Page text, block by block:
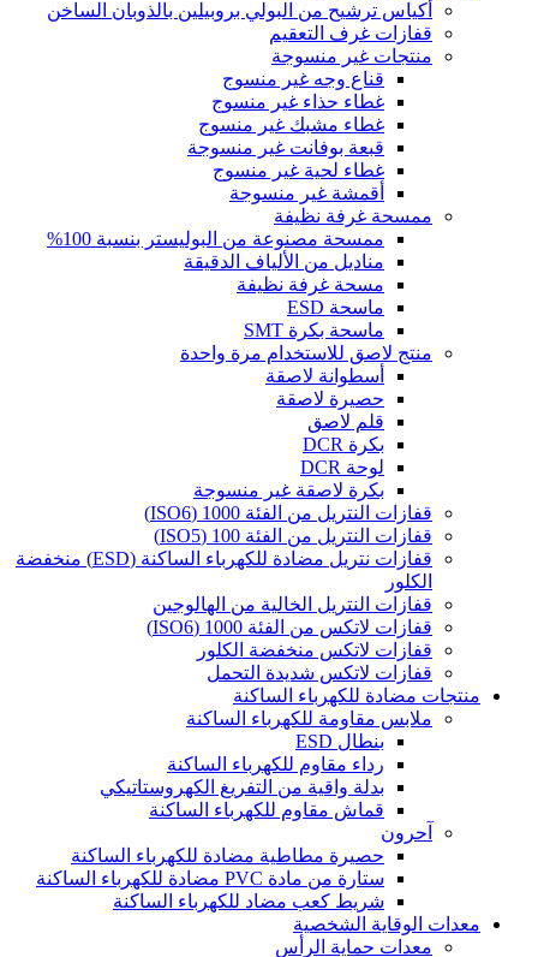
أكياس ترشيح من البولي بروبيلين بالذوبان الساخن
قفازات غرف التعقيم
منتجات غير منسوجة
قناع وجه غير منسوج
غطاء حذاء غير منسوج
غطاء مشبك غير منسوج
قبعة بوفانت غير منسوجة
غطاء لحية غير منسوج
أقمشة غير منسوجة
ممسحة غرفة نظيفة
ممسحة مصنوعة من البوليستر بنسبة 100%
مناديل من الألياف الدقيقة
مسحة غرفة نظيفة
ماسحة ESD
ماسحة بكرة SMT
منتج لاصق للاستخدام مرة واحدة
أسطوانة لاصقة
حصيرة لاصقة
قلم لاصق
بكرة DCR
لوحة DCR
بكرة لاصقة غير منسوجة
قفازات النتريل من الفئة 1000 (ISO6)
قفازات النتريل من الفئة 100 (ISO5)
قفازات نتريل مضادة للكهرباء الساكنة (ESD) منخفضة
الكلور
قفازات النتريل الخالية من الهالوجين
قفازات لاتكس من الفئة 1000 (ISO6)
قفازات لاتكس منخفضة الكلور
قفازات لاتكس شديدة التحمل
منتجات مضادة للكهرباء الساكنة
ملابس مقاومة للكهرباء الساكنة
بنطال ESD
رداء مقاوم للكهرباء الساكنة
بدلة واقية من التفريغ الكهروستاتيكي
قماش مقاوم للكهرباء الساكنة
آحرون
حصيرة مطاطية مضادة للكهرباء الساكنة
ستارة من مادة PVC مضادة للكهرباء الساكنة
شريط كعب مضاد للكهرباء الساكنة
معدات الوقاية الشخصية
معدات حماية الرأس